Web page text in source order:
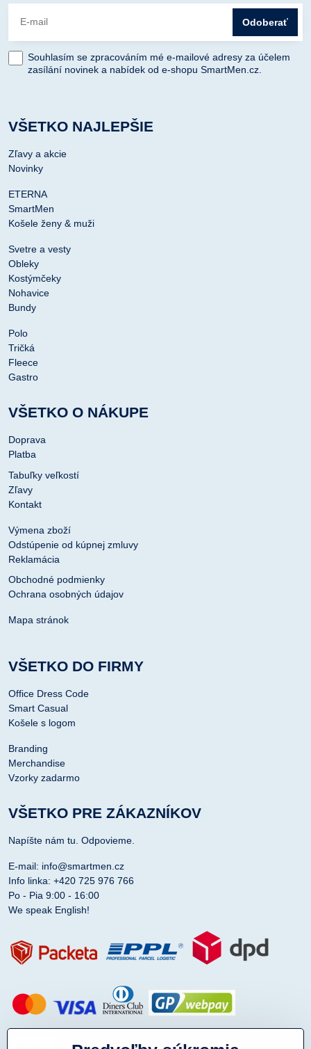
Odoberať
Souhlasím se zpracováním mé e-mailové adresy za účelem
zasílání novinek a nabídek od e-shopu SmartMen.cz.
VŠETKO NAJLEPŠIE
Zľavy a akcie
Novinky
ETERNA
SmartMen
Košele ženy & muži
Svetre a vesty
Obleky
Kostýmčeky
Nohavice
Bundy
Polo
Tričká
Fleece
Gastro
VŠETKO O NÁKUPE
Doprava
Platba
Tabuľky veľkostí
Zľavy
Kontakt
Výmena zboží
Odstúpenie od kúpnej zmluvy
Reklamácia
Obchodné podmienky
Ochrana osobných údajov
Mapa stránok
VŠETKO DO FIRMY
Office Dress Code
Smart Casual
Košele s logom
Branding
Merchandise
Vzorky zadarmo
VŠETKO PRE ZÁKAZNÍKOV
Napíšte nám tu. Odpovieme.
E-mail: info@smartmen.cz
Info linka: +420 725 976 766
Po - Pia 9:00 - 16:00
We speak English!